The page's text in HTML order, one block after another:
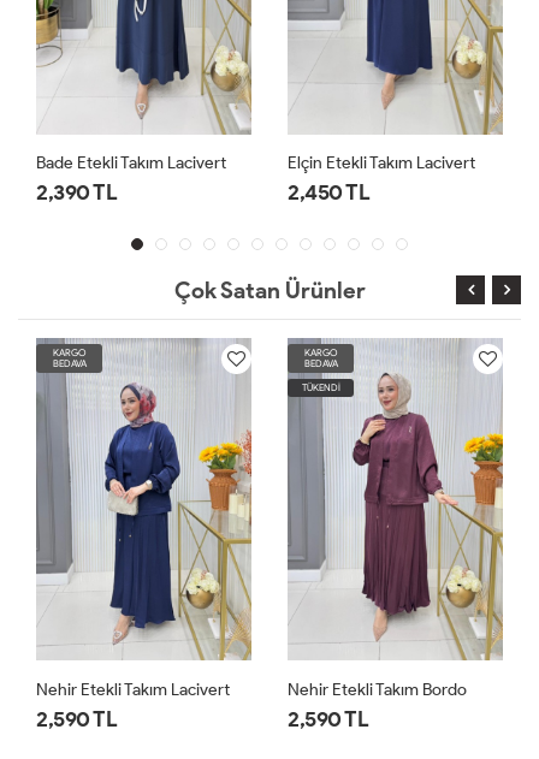
Bade Etekli Takım Lacivert
2,390 TL
Elçin Etekli Takım Lacivert
2,450 TL
Çok Satan Ürünler
KARGO
BEDAVA
Nehir Etekli Takım Lacivert
2,590 TL
KARGO
BEDAVA
TÜKENDİ
Nehir Etekli Takım Bordo
2,590 TL